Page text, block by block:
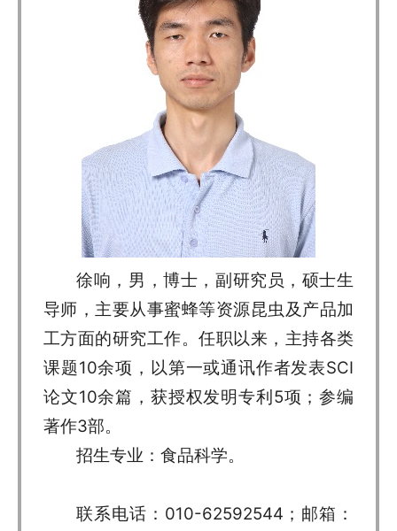
徐响，男，博士，副研究员，硕士生
导师，主要从事蜜蜂等资源昆虫及产品加
工方面的研究工作。任职以来，主持各类
课题10余项，以第一或通讯作者发表SCI
论文10余篇，获授权发明专利5项；参编
著作3部。
招生专业：食品科学。
联系电话：010-62592544；邮箱：